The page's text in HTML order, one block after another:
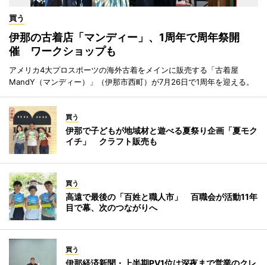
買う
伊那の古着店「マンディー」、1周年で周年祭開
催 ワークショップも
アメリカ4大プロスポーツの海外古着をメインに販売する「古着屋
MandY（マンディー）」（伊那市西町）が7月26日で1周年を迎える。
買う
伊那で子どもが地域材と遊べる夏祭り企画「夏モク
イチ」 クラフト販売も
買う
高遠で最後の「百姓と職人市」 百職会が活動11年
目で幕、次のつながりへ
買う
伊那経済新聞・上半期PV1位は深夜まで営業のクレ